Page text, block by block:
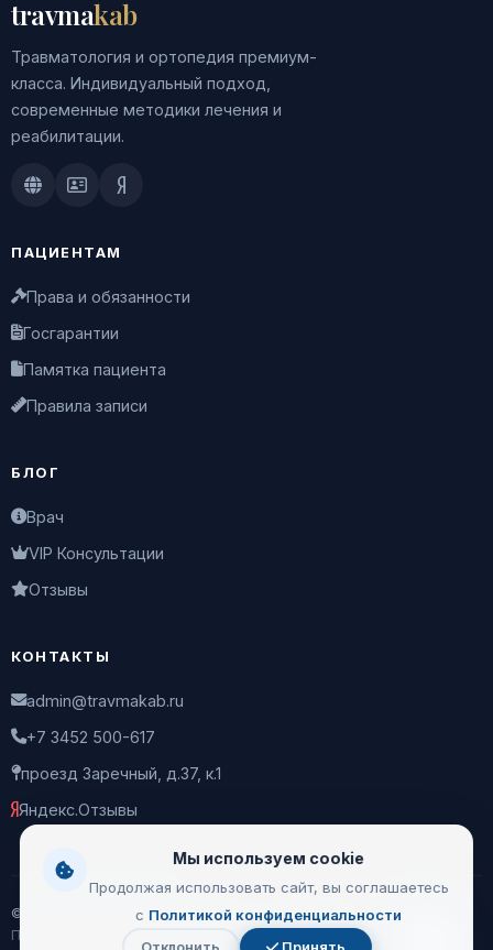
travmakab
Травматология и ортопедия премиум-
класса. Индивидуальный подход,
современные методики лечения и
реабилитации.
Doctu.ruПроДокторов
Яндекс.Здоровье
ПАЦИЕНТАМ
Права и обязанности
Госгарантии
Памятка пациента
Правила записи
БЛОГ
Врач
VIP Консультации
Отзывы
КОНТАКТЫ
admin@travmakab.ru
+7 3452 500-617
проезд Заречный, д.37, к.1
Яндекс.Отзывы
© 2026 Leontiev Clinic
Пользовательское соглашение
Мы используем cookie
Продолжая использовать сайт, вы соглашаетесь
с Политикой конфиденциальности
Отклонить Принять